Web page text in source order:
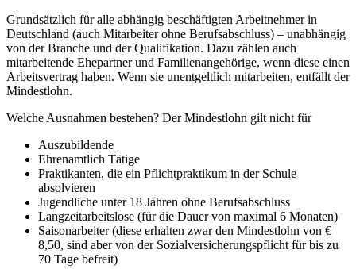
Grundsätzlich für alle abhängig beschäftigten Arbeitnehmer in
Deutschland (auch Mitarbeiter ohne Berufsabschluss) – unabhängig
von der Branche und der Qualifikation. Dazu zählen auch
mitarbeitende Ehepartner und Familienangehörige, wenn diese einen
Arbeitsvertrag haben. Wenn sie unentgeltlich mitarbeiten, entfällt der
Mindestlohn.
Welche Ausnahmen bestehen? Der Mindestlohn gilt nicht für
Auszubildende
Ehrenamtlich Tätige
Praktikanten, die ein Pflichtpraktikum in der Schule
absolvieren
Jugendliche unter 18 Jahren ohne Berufsabschluss
Langzeitarbeitslose (für die Dauer von maximal 6 Monaten)
Saisonarbeiter (diese erhalten zwar den Mindestlohn von €
8,50, sind aber von der Sozialversicherungspflicht für bis zu
70 Tage befreit)